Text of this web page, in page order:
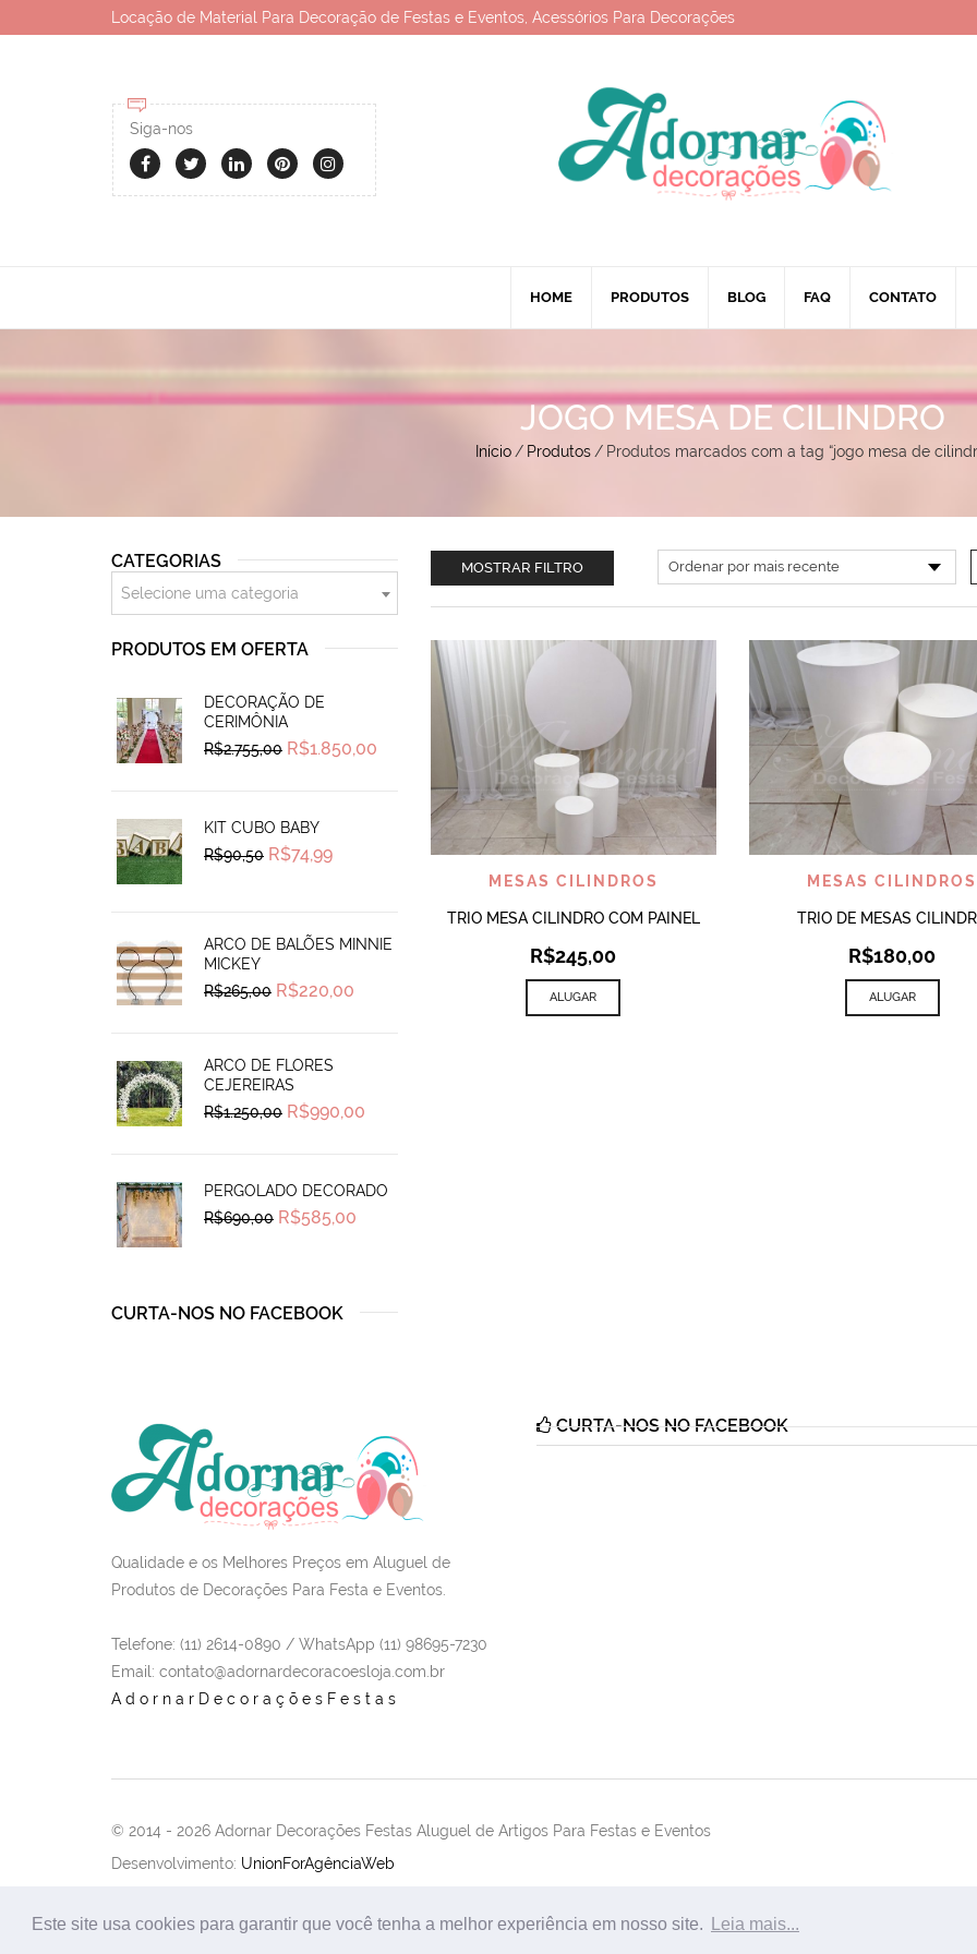
Este site usa cookies para garantir que você tenha a melhor experiência em nosso site. Leia mais...
Locação de Material Para Decoração de Festas e Eventos, Acessórios Para Decorações
Siga-nos
HOME PRODUTOS BLOG FAQ CONTATO
JOGO MESA DE CILINDRO
Início / Produtos / Produtos marcados com a tag “jogo mesa de
MOSTRAR FILTRO
VISUALIZAR
MESAS CILINDROS
TRIO MESA CILINDRO COM PAINEL
R$245,00
ALUGAR
VISUALIZAR
MESAS CILINDROS
TRIO DE MESAS
R$180,00
ALUGAR
CATEGORIAS
Selecione uma categoria
PRODUTOS EM OFERTA
DECORAÇÃO DE
CERIMÔNIA
R$2.755,00 Original
price
R$1.850,00
R$1.850,00.
KIT CUBO BABY
R$90,50 Original
price
R$74,99Current
ARCO DE BALÕES MINNIE
MICKEY
R$265,00 Original
price
R$220,00
ARCO DE FLORES
CEJEREIRAS
R$1.250,00 Original
price
R$990,00
PERGOLADO DECORADO
R$690,00 Original
price
R$585,00
CURTA-NOS NO FACEBOOK
Qualidade e os Melhores Preços em Aluguel de
Produtos de Decorações Para Festa e Eventos.
Telefone: (11) 2614-0890 / WhatsApp (11) 98695-7230
Email : contato@adornardecoracoesloja.com.br
AdornarDecoraçõesFestas
CURTA-NOS NO FACEBOOK
© 2014 - 2026 Adornar Decorações Festas Aluguel de Artigos Para Festas e Eventos
Desenvolvimento: UnionForAgênciaWeb